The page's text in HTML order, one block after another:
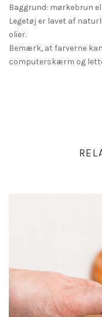
Baggrund: mørkebrun
Legetøj er lavet af
olier.
Bemærk, at farverne
computerskærm og